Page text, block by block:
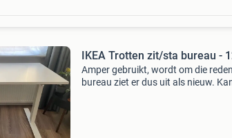
IKEA Trotten zit/sta bureau -
Amper gebruikt, wordt om die
bureau ziet er dus uit als nieuw.